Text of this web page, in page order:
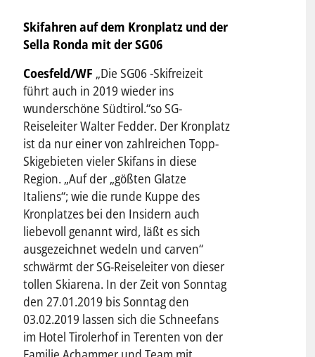
Skifahren auf dem Kronplatz und der
Sella Ronda mit der SG06
Coesfeld/WF „Die SG06 -Skifreizeit
führt auch in 2019 wieder ins
wunderschöne Südtirol.“so SG-
Reiseleiter Walter Fedder. Der Kronplatz
ist da nur einer von zahlreichen Topp-
Skigebieten vieler Skifans in diese
Region. „Auf der „gößten Glatze
Italiens“; wie die runde Kuppe des
Kronplatzes bei den Insidern auch
liebevoll genannt wird, läßt es sich
ausgezeichnet wedeln und carven“
schwärmt der SG-Reiseleiter von dieser
tollen Skiarena. In der Zeit von Sonntag
den 27.01.2019 bis Sonntag den
03.02.2019 lassen sich die Schneefans
im Hotel Tirolerhof in Terenten von der